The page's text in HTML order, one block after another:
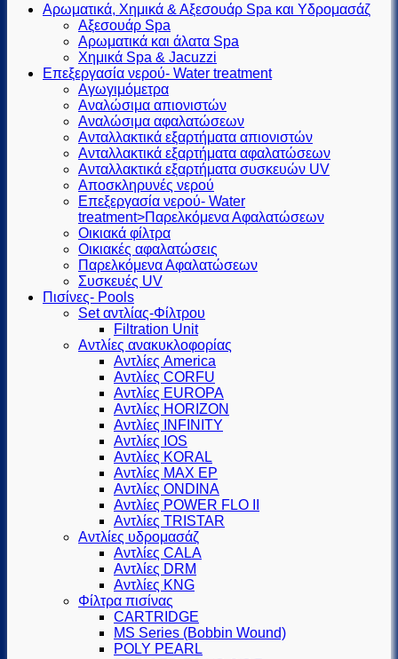
Αρωματικά, Χημικά & Αξεσουάρ Spa και Υδρομασάζ
Αξεσουάρ Spa
Αρωματικά και άλατα Spa
Χημικά Spa & Jacuzzi
Επεξεργασία νερού- Water treatment
Αγωγιμόμετρα
Αναλώσιμα απιονιστών
Αναλώσιμα αφαλατώσεων
Ανταλλακτικά εξαρτήματα απιονιστών
Ανταλλακτικά εξαρτήματα αφαλατώσεων
Ανταλλακτικά εξαρτήματα συσκευών UV
Αποσκληρυνές νερού
Επεξεργασία νερού- Water
treatment>Παρελκόμενα Αφαλατώσεων
Οικιακά φίλτρα
Οικιακές αφαλατώσεις
Παρελκόμενα Αφαλατώσεων
Συσκευές UV
Πισίνες- Pools
Set αντλίας-Φίλτρου
Filtration Unit
Αντλίες ανακυκλοφορίας
Αντλίες America
Αντλίες CORFU
Αντλίες EUROPA
Αντλίες HORIZON
Αντλίες INFINITY
Αντλίες IOS
Αντλίες KORAL
Αντλίες MAX EP
Αντλίες ONDINA
Αντλίες POWER FLO II
Αντλίες TRISTAR
Αντλίες υδρομασάζ
Αντλίες CALA
Αντλίες DRM
Αντλίες KNG
Φίλτρα πισίνας
CARTRIDGE
MS Series (Βobbin Wound)
POLY PEARL